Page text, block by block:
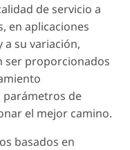
de servicio a
en aplicaciones
a su variación,
ser proporcionados
parámetros de
el mejor camino.
basados en